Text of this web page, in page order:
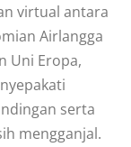
virtual antara
Airlangga
Uni Eropa,
serta
mengganjal.